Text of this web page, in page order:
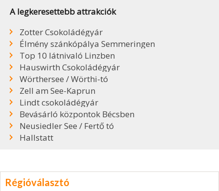
A legkeresettebb attrakciók
Zotter Csokoládégyár
Élmény szánkópálya Semmeringen
Top 10 látnivaló Linzben
Hauswirth Csokoládégyár
Wörthersee / Wörthi-tó
Zell am See-Kaprun
Lindt csokoládégyár
Bevásárló központok Bécsben
Neusiedler See / Fertő tó
Hallstatt
Régióválasztó